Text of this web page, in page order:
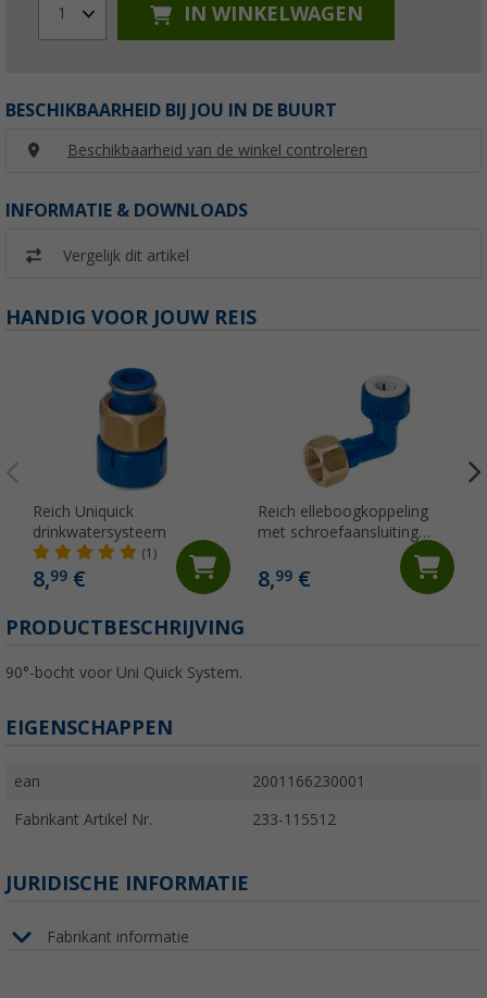
1 IN WINKELWAGEN
BESCHIKBAARHEID BIJ JOU IN DE BUURT
Beschikbaarheid van de winkel controleren
INFORMATIE & DOWNLOADS
Vergelijk dit artikel
HANDIG VOOR JOUW REIS
Reich Uniquick
drinkwatersysteem
(1)
8,99 €
Reich elleboogkoppeling
met schroefaansluiting
8,99€
PRODUCTBESCHRIJVING
90°-bocht voor Uni Quick System.
EIGENSCHAPPEN
ean 2001166230001
Fabrikant Artikel Nr. 233-115512
JURIDISCHE INFORMATIE
Fabrikant informatie